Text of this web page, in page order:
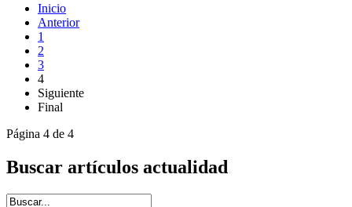
Inicio
Anterior
1
2
3
4
Siguiente
Final
Página 4 de 4
Buscar artículos actualidad
Introduce términos de búsqueda